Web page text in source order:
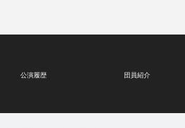
公演履歴 団員紹介